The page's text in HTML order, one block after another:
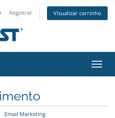
Registrar Visualizar carrinho
Email Marketing